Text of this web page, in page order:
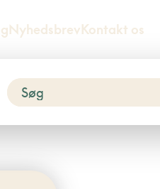
NyhedsbrevKontakt os